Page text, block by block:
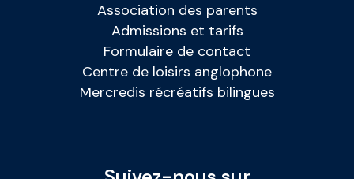
Association des parents
Admissions et tarifs
Formulaire de contact
Centre de loisirs anglophone
Mercredis récréatifs bilingues